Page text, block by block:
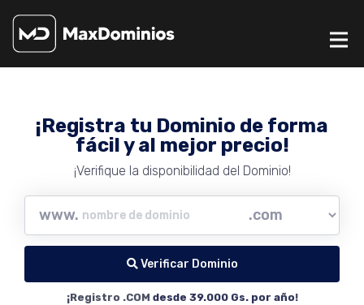
¡Registra tu Dominio de forma
fácil y al mejor precio!
¡Verifique la disponibilidad del Dominio!
www.
Verificar Dominio
¡Registro .COM desde 39.000 Gs. por año!